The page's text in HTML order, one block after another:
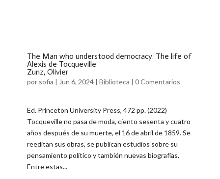
The Man who understood democracy. The life of
Alexis de Tocqueville
Zunz, Olivier
por sofia | Jun 6, 2024| Biblioteca | 0 Comentarios
Ed. Princeton University Press, 472 pp. (2022)
Tocqueville no pasa de moda, ciento sesenta y cuatro
años después de su muerte, el 16 de abril de 1859. Se
reeditan sus obras, se publican estudios sobre su
pensamiento político y también nuevas biografías.
Entre estas...